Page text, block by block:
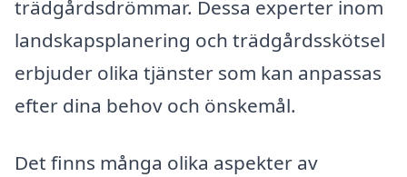
trädgårdsdrömmar. Dessa experter inom
landskapsplanering och trädgårdsskötsel
erbjuder olika tjänster som kan anpassas
efter dina behov och önskemål.
Det finns många olika aspekter av